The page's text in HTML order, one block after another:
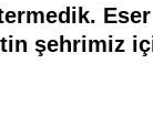
şehrimiz